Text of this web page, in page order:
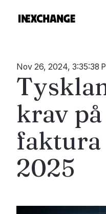
Nov 26, 2024, 3:35:38
krav
faktura
2025